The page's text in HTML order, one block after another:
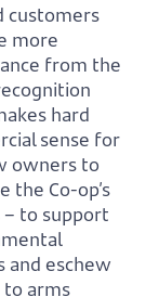
customers
more
from the
hard
sense for
owners to
the Co-op’s
– to support
and eschew
arms